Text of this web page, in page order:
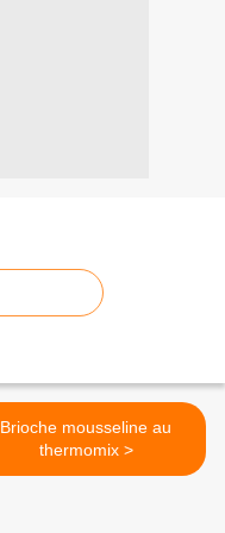
Brioche mousseline au
thermomix >